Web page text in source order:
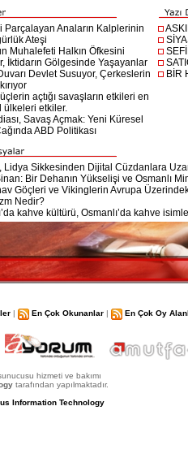
Parçalayan Anaların Kalplerinin
Ateşi
Muhalefeti Halkın Öfkesini
İktidarın Gölgesinde Yaşayanlar
Devlet Susuyor, Çerkeslerin
açtığı savaşların etkileri en
ülkeleri etkiler.
Savaş Açmak: Yeni Küresel
ABD Politikası
BİR
Lidya Sikkesinden Dijital Cüzdanlara
Bir Dehanın Yükselişi ve Osmanlı
Göçleri ve Vikinglerin Avrupa
Nedir?
kahve kültürü, Osmanlı’da kahve
| En Çok Okunanlar | En Çok Oy
hizmeti ve bakımı
tarafından yapılmaktadır.
Information Technology